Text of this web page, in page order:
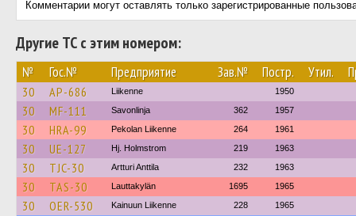
Комментарии могут оставлять только зарегистрированные
Другие ТС с этим номером:
№ Гос.№ Предприятие Зав.№ Постр. Утил.
30 AP-686 Liikenne 1950
30 MF-111 Savonlinja 362 1957
30 HRA-99 Pekolan Liikenne 264 1961
30 UE-127 Hj. Holmstrom 219 1963
30 TJC-30 Artturi Anttila 232 1963
30 TAS-30 Lauttakylän 1695 1965
30 OER-530 Kainuun Liikenne 228 1965